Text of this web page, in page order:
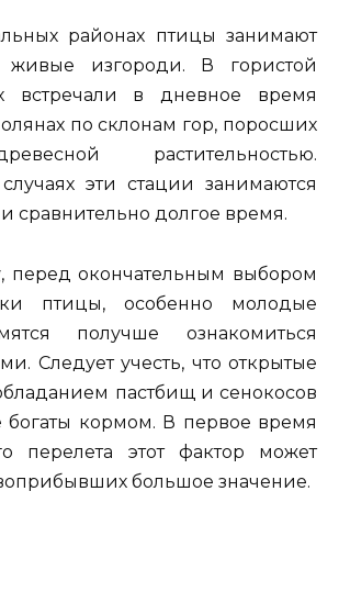
районах птицы занимают
живые изгороди. В гористой
встречали в дневное время
по склонам гор, поросших
растительностью.
эти стации занимаются
сравнительно долгое время.
перед окончательным выбором
птицы, особенно молодые
получше ознакомиться
Следует учесть, что открытые
пастбищ и сенокосов
богаты кормом. В первое время
перелета этот фактор может
большое значение.